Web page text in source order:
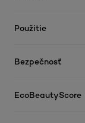
Použitie
Bezpečnosť
EcoBeautyScore